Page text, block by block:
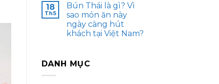
18
Th5
Bún Thái là gì? Vì
sao món ăn này
ngày càng hút
khách tại Việt Nam?
DANH MỤC